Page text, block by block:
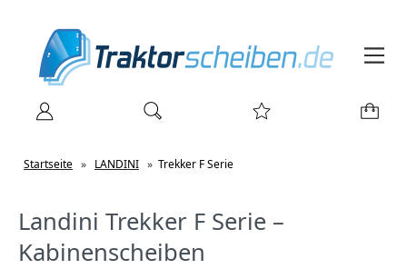
Startseite » LANDINI » Trekker F Serie
Landini Trekker F Serie –
Kabinenscheiben